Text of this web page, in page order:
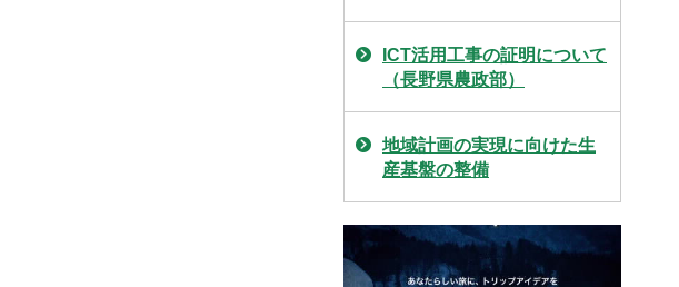
ICT活用工事の証明について
（長野県農政部）
地域計画の実現に向けた生
産基盤の整備